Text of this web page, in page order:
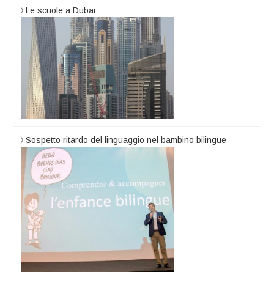
Le scuole a Dubai
Sospetto ritardo del linguaggio nel bambino bilingue